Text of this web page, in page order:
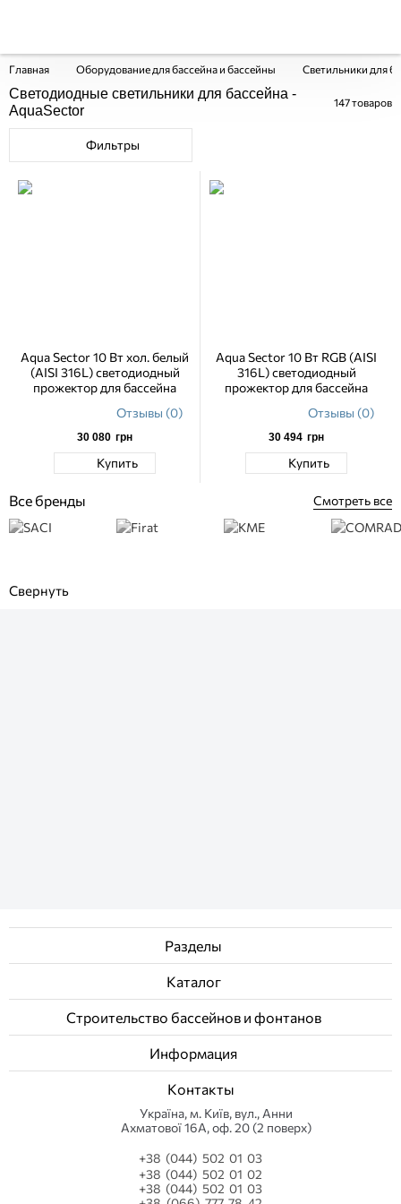
Главная Оборудование для бассейна и бассейны Светильники для
Светодиодные светильники для бассейна -
AquaSector
147товаров
Фильтры
Aqua Sector 10 Вт хол. белый
(AISI 316L) светодиодный
прожектор для бассейна
Отзывы (0)
30 080 грн
Купить
Aqua Sector 10 Вт RGB (AISI
316L) светодиодный
прожектор для бассейна
Отзывы (0)
30 494 грн
Купить
Все бренды Смотреть все
Разделы
Каталог
Строительство бассейнов и фонтанов
Информация
Контакты
Українa, м. Київ, вул., Анни
Ахматової 16А, оф. 20 (2 поверх)
+38 (044) 502 01 03
+38 (044) 502 01 02
+38 (044) 502 01 03